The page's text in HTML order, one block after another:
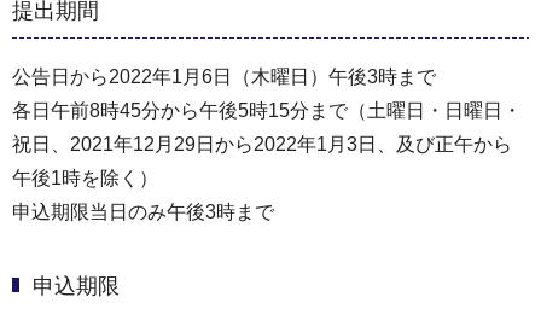
提出期間
公告日から2022年1月6日（木曜日）午後3時まで
各日午前8時45分から午後5時15分まで（⼟曜日・⽇曜日・
祝⽇、2021年12⽉29⽇から2022年1⽉3⽇、及び正午から
午後1時を除く）
申込期限当日のみ午後3時まで
申込期限